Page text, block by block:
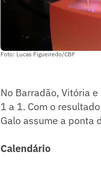
Foto: Lucas Figueiredo/CBF
No Barradão, Vitória
1 a 1. Com o
Galo assume a ponta
Calendário